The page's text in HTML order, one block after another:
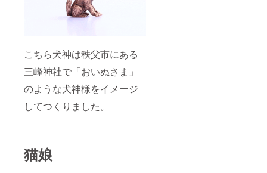
こちら犬神は秩父市にある
三峰神社で「おいぬさま」
のような犬神様をイメージ
してつくりました。
猫娘